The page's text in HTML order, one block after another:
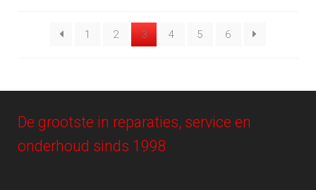
1 2 3 4 5 6
De grootste in reparaties, service en
onderhoud sinds 1998